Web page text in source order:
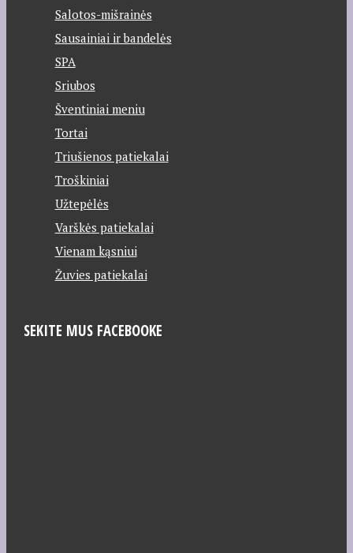
Salotos-mišrainės
Sausainiai ir bandelės
SPA
Sriubos
Šventiniai meniu
Tortai
Triušienos patiekalai
Troškiniai
Užtepėlės
Varškės patiekalai
Vienam kąsniui
Žuvies patiekalai
SEKITE MUS FACEBOOKE